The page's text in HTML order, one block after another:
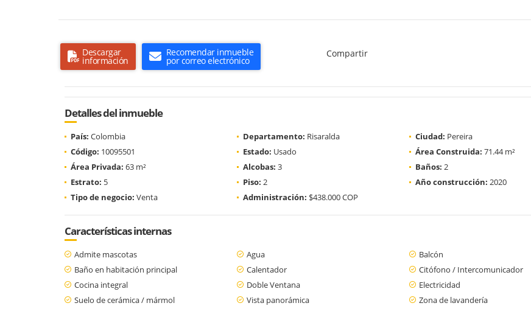
Descargar
información
Recomendar inmueble
por correo electrónico
Compartir
Detalles del inmueble
País: Colombia Departamento: Risaralda Ciudad: Pereira
Código: 10095501 Estado: Usado Área Construida: 71.44 m²
Área Privada: 63 m² Alcobas: 3 Baños: 2
Estrato: 5 Piso: 2 Año construcción: 2020
Tipo de negocio: Venta Administración: $438.000 COP
Características internas
Admite mascotas Agua Balcón
Baño en habitación principal
Calentador Citófono / Intercomunicador
Cocina integral
Doble Ventana Electricidad
Suelo de cerámica / mármol
Vista panorámica Zona de lavandería